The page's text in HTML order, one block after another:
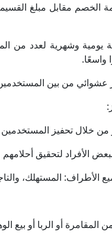
الخصم مقابل مبلغ
يومية وشهرية لعدد
واسعًا.
من خلال تحفيز
الأفراد لتحقيق أحلامهم
الأطراف: المستهلك،
أو الربا أو بيع